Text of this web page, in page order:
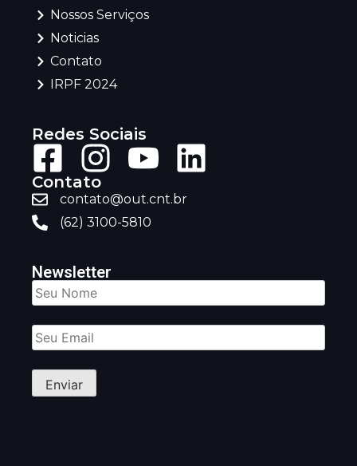
Nossos Serviços
Noticias
Contato
IRPF 2024
Redes Sociais
Contato
contato@out.cnt.br
(62) 3100-5810
Newsletter